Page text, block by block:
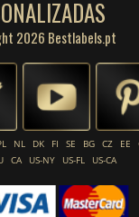
2026 Bestlabels.pt
NL DK FI SE BG CZ EE
CA US-NY US-FL US-CA